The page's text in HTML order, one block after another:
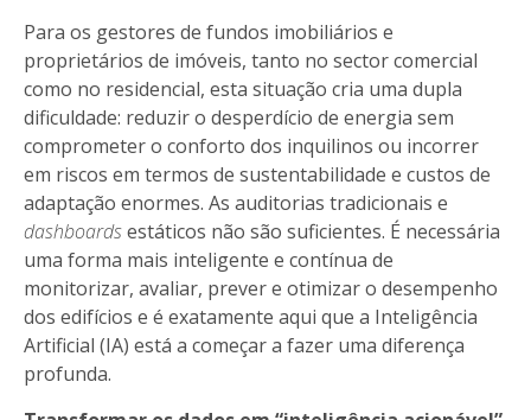
Para os gestores de fundos imobiliários e
proprietários de imóveis, tanto no sector comercial
como no residencial, esta situação cria uma dupla
dificuldade: reduzir o desperdício de energia sem
comprometer o conforto dos inquilinos ou incorrer
em riscos em termos de sustentabilidade e custos de
adaptação enormes. As auditorias tradicionais e
dashboardsestáticos não são suficientes. É necessária
uma forma mais inteligente e contínua de
monitorizar, avaliar, prever e otimizar o desempenho
dos edifícios e é exatamente aqui que a Inteligência
Artificial (IA) está a começar a fazer uma diferença
profunda.